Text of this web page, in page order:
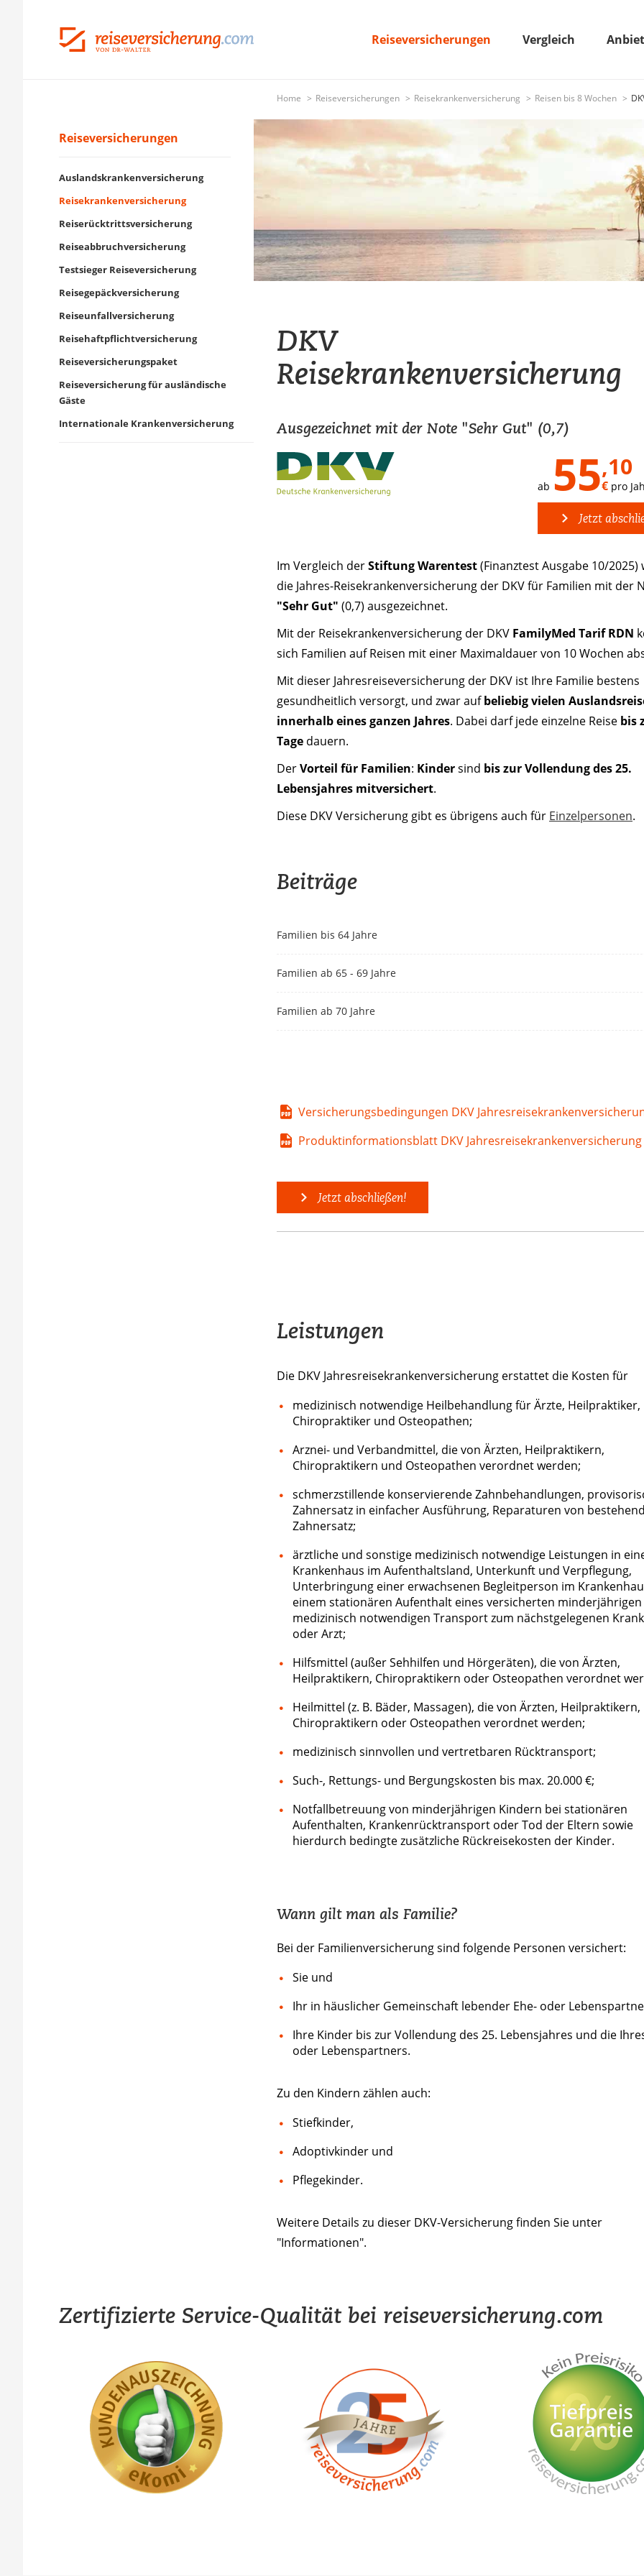
Reiseversicherungen Vergleich
Home Reiseversicherungen Reisekrankenversicherung Reisen bis 8 Wochen
Reiseversicherungen
Auslandskrankenversicherung
Reisekrankenversicherung
Reiserücktrittsversicherung
Reiseabbruchversicherung
Testsieger Reiseversicherung
Reisegepäckversicherung
Reiseunfallversicherung
Reisehaftpflichtversicherung
Reiseversicherungspaket
Reiseversicherung für ausländische
Gäste
Internationale Krankenversicherung
DKV
Reisekrankenversicherung
Ausgezeichnet mit der Note "Sehr Gut" (0,7)
ab 55,10
€ pro
Jetzt
Im Vergleich derStiftung Warentest(Finanztest Ausgabe 10/2025)
die Jahres-Reisekrankenversicherung der DKV für Familien mit der
"Sehr Gut" (0,7) ausgezeichnet.
Mit der Reisekrankenversicherung der DKV FamilyMed Tarif RDN
sich Familien auf Reisen mit einer Maximaldauer von 10 Wochen
Mit dieser Jahresreiseversicherung der DKV ist Ihre Familie bestens
gesundheitlich versorgt, und zwar aufbeliebig vielen
innerhalb eines ganzen Jahres. Dabei darf jede einzelne Reise bis
Tage dauern.
DerVorteil für Familien: Kindersind bis zur Vollendung des 25.
Lebensjahres mitversichert.
Diese DKV Versicherung gibt es übrigens auch für Einzelpersonen.
Beiträge
Familien bis 64 Jahre
Familien ab 65 - 69 Jahre
Familien ab 70 Jahre
Versicherungsbedingungen DKV
Produktinformationsblatt DKV Jahresreisekrankenversicherung
Jetzt abschließen!
Leistungen
Die DKV Jahresreisekrankenversicherung erstattet die Kosten für
medizinisch notwendige Heilbehandlung für Ärzte, Heilpraktiker,
Chiropraktiker und Osteopathen;
Arznei- und Verbandmittel, die von Ärzten, Heilpraktikern,
Chiropraktikern und Osteopathen verordnet werden;
schmerzstillende konservierende Zahnbehandlungen,
Zahnersatz in einfacher Ausführung, Reparaturen von
Zahnersatz;
ärztliche und sonstige medizinisch notwendige Leistungen in
Krankenhaus im Aufenthaltsland, Unterkunft und Verpflegung,
Unterbringung einer erwachsenen Begleitperson im
einem stationären Aufenthalt eines versicherten minderjährigen
medizinisch notwendigen Transport zum nächstgelegenen
oder Arzt;
Hilfsmittel (außer Sehhilfen und Hörgeräten), die von Ärzten,
Heilpraktikern, Chiropraktikern oder Osteopathen verordnet
Heilmittel (z. B. Bäder, Massagen), die von Ärzten, Heilpraktikern,
Chiropraktikern oder Osteopathen verordnet werden;
medizinisch sinnvollen und vertretbaren Rücktransport;
Such-, Rettungs- und Bergungskosten bis max. 20.000 €;
Notfallbetreuung von minderjährigen Kindern bei stationären
Aufenthalten, Krankenrücktransport oder Tod der Eltern sowie
hierdurch bedingte zusätzliche Rückreisekosten der Kinder.
Wann gilt man als Familie?
Bei der Familienversicherung sind folgende Personen versichert:
Sie und
Ihr in häuslicher Gemeinschaft lebender Ehe- oder
Ihre Kinder bis zur Vollendung des 25. Lebensjahres und die
oder Lebenspartners.
Zu den Kindern zählen auch:
Stiefkinder,
Adoptivkinder und
Pflegekinder.
Weitere Details zu dieser DKV-Versicherung finden Sie unter
"Informationen".
Zertifizierte Service-Qualität bei reiseversicherung.com